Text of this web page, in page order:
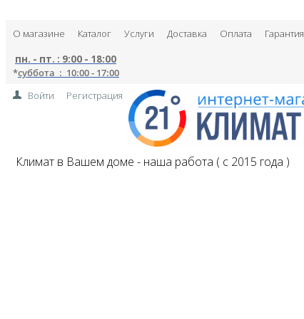
О магазине Каталог Услуги Доставка Оплата Гарантия
пн. - пт. : 9:00 - 18:00
*суббота : 10:00 - 17:00
Войти
Регистрация
Климат в Вашем доме - наша работа ( с 2015 года )